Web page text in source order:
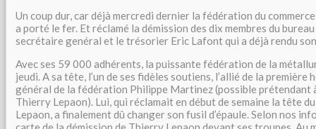
Un coup dur, car déjà mercredi dernier la fédération du
a porté le fer. Et réclamé la démission des dix membres du
secrétaire genéral et le trésorier Eric Lafont qui a déjà rendu
Avec ses 59 000 adhérents, la puissante fédération de la
jeudi. A sa tête, l’un de ses fidèles soutiens, l’allié de la première
général de la fédération Philippe Martinez (possible prétendant
Thierry Lepaon). Lui, qui réclamait en début de semaine la tête
Lepaon, a finalement dû changer son fusil d’épaule. Selon nos